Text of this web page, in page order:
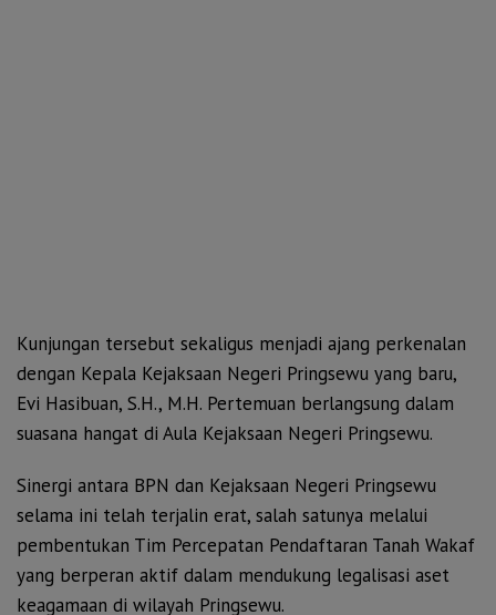
Kunjungan tersebut sekaligus menjadi ajang perkenalan
dengan Kepala Kejaksaan Negeri Pringsewu yang baru,
Evi Hasibuan, S.H., M.H. Pertemuan berlangsung dalam
suasana hangat di Aula Kejaksaan Negeri Pringsewu.
Sinergi antara BPN dan Kejaksaan Negeri Pringsewu
selama ini telah terjalin erat, salah satunya melalui
pembentukan Tim Percepatan Pendaftaran Tanah Wakaf
yang berperan aktif dalam mendukung legalisasi aset
keagamaan di wilayah Pringsewu.